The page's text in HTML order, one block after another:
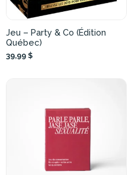
Jeu – Party & Co (Édition
Québec)
39,99 $